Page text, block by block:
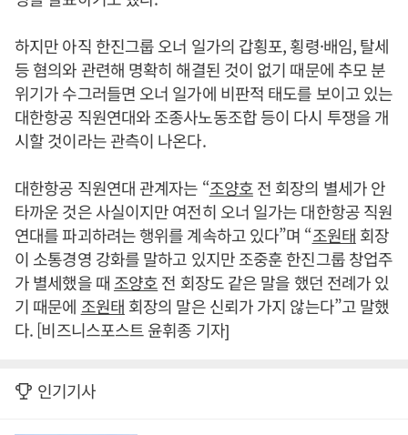
하지만 아직 한진그룹 오너 일가의 갑횡포, 횡령·배임, 탈세
등 혐의와 관련해 명확히 해결된 것이 없기 때문에 추모 분
위기가 수그러들면 오너 일가에 비판적 태도를 보이고 있는
대한항공 직원연대와 조종사노동조합 등이 다시 투쟁을 개
시할 것이라는 관측이 나온다.
대한항공 직원연대 관계자는 “조양호전 회장의 별세가 안
타까운 것은 사실이지만 여전히 오너 일가는 대한항공 직원
연대를 파괴하려는 행위를 계속하고 있다”며 “조원태 회장
이 소통경영 강화를 말하고 있지만 조중훈 한진그룹 창업주
가 별세했을 때 조양호전 회장도 같은 말을 했던 전례가 있
기 때문에 조원태 회장의 말은 신뢰가 가지 않는다”고 말했
다. [비즈니스포스트 윤휘종 기자]
인기기사